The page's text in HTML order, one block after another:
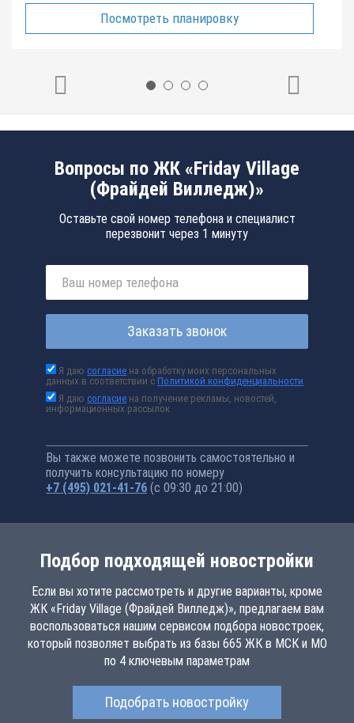
Посмотреть планировку
Вопросы по ЖК «Friday Village
(Фрайдей Вилледж)»
Оставьте свой номер телефона и специалист
перезвонит через 1 минуту
Заказать звонок
Я даюсогласие на обработку моих персональных
данных в соответствии сПолитикой конфиденциальности
Я даюсогласие на получение рекламы, новостей,
информационных рассылок
Вы также можете позвонить самостоятельно и
получить консультацию по номеру
+7 (495) 021-41-76 (с 09:30 до 21:00)
Подбор подходящей новостройки
Если вы хотите рассмотреть и другие варианты, кроме
ЖК «Friday Village (Фрайдей Вилледж)», предлагаем вам
воспользоваться нашим сервисом подбора новостроек,
который позволяет выбрать из базы 665 ЖК в МСК и МО
по 4 ключевым параметрам
Подобрать новостройку